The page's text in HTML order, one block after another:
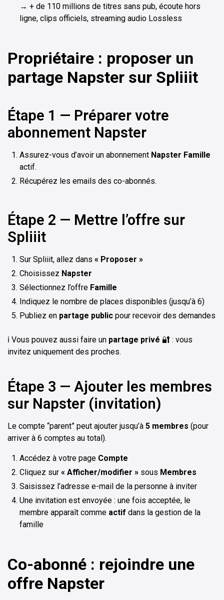
→ + de 110 millions de titres sans pub, écoute hors
ligne, clips officiels, streaming audio Lossless
Propriétaire : proposer un
partage Napster sur Spliiit
Étape 1 — Préparer votre
abonnement Napster
Assurez-vous d’avoir un abonnement Napster Famille
actif.
Récupérez les emails des co-abonnés.
Étape 2 — Mettre l’offre sur
Spliiit
Sur Spliiit, allez dans « Proposer »
Choisissez Napster
Sélectionnez l’offre Famille
Indiquez le nombre de places disponibles (jusqu’à 6)
Publiez en partage public pour recevoir des demandes
ℹ️ Vous pouvez aussi faire un partage privé 🔐 : vous
invitez uniquement des proches.
Étape 3 — Ajouter les membres
sur Napster (invitation)
Le compte “parent” peut ajouter jusqu’à 5 membres (pour
arriver à 6 comptes au total).
Accédez à votre page Compte
Cliquez sur « Afficher/modifier » sous Membres
Saisissez l’adresse e-mail de la personne à inviter
Une invitation est envoyée : une fois acceptée, le
membre apparaît comme actif dans la gestion de la
famille
Co-abonné : rejoindre une
offre Napster